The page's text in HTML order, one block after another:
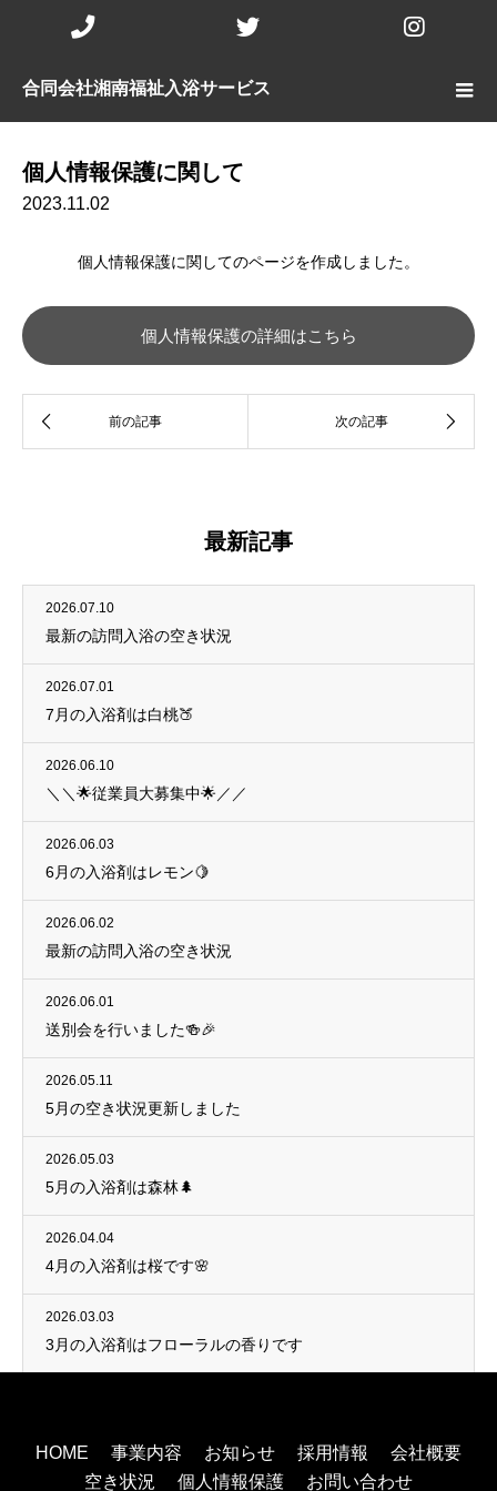
合同会社湘南福祉入浴サービス
個人情報保護に関して
2023.11.02
個人情報保護に関してのページを作成しました。
個人情報保護の詳細はこちら
最新記事
2026.07.10
最新の訪問入浴の空き状況
2026.07.01
7月の入浴剤は白桃🍑
2026.06.10
＼＼🌟従業員大募集中🌟／／
2026.06.03
6月の入浴剤はレモン🍋
2026.06.02
最新の訪問入浴の空き状況
2026.06.01
送別会を行いました🍻🎉
2026.05.11
5月の空き状況更新しました
2026.05.03
5月の入浴剤は森林🌲
2026.04.04
4月の入浴剤は桜です🌸
2026.03.03
3月の入浴剤はフローラルの香りです
HOME 事業内容 お知らせ 採用情報
会社概要
空き状況
個人情報保護 お問い合わせ
Number
for
calling